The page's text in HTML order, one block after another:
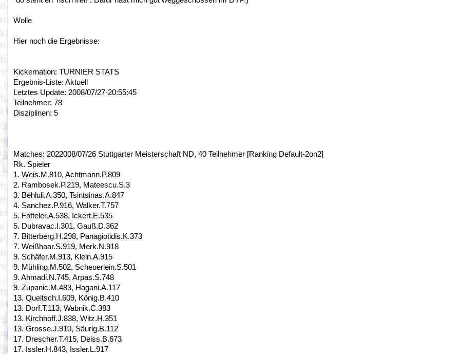
Wolle
Hier noch die Ergebnisse:
Kickernation: TURNIER STATS
Ergebnis-Liste: Aktuell
Letztes Update: 2008/07/27-20:55:45
Teilnehmer: 78
Disziplinen: 5
Matches: 2022008/07/26 Stuttgarter Meisterschaft ND, 40 Teilnehmer [Ranking Default-2on2]
Rk. Spieler
1. Weis.M.810, Achtmann.P.809
2. Rambosek.P.219, Mateescu.S.3
3. Behluli.A.350, Tsintsinas.A.847
4. Sanchez.P.916, Walker.T.757
5. Fotteler.A.538, Ickert.E.535
5. Dubravac.I.301, Gauß.D.362
7. Bitterberg.H.298, Panagiotidis.K.373
7. Weißhaar.S.919, Merk.N.918
9. Schäfer.M.913, Klein.A.915
9. Mühling.M.502, Scheuerlein.S.501
9. Ahmadi.N.745, Arpas.S.748
9. Zupanic.M.483, Hagani.A.117
13. Queitsch.I.609, König.B.410
13. Dorf.T.113, Wabnik.C.383
13. Kirchhoff.J.838, Witz.H.351
13. Grosse.J.910, Säurig.B.112
17. Drescher.T.415, Deiss.B.673
17. Issler.H.843, Issler.L.917